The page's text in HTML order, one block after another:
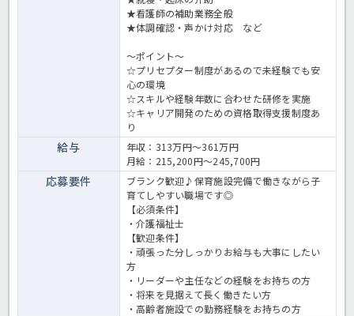
★看護師の補助業務全般
★体調確認・声かけ対応 など
～ポイント～
☆プリセプター制度があるので未経験でも安
心の環境
☆スキルや経験年数に合わせた研修を実施
☆キャリア開発のための資格取得支援制度あ
り
給与
年収：313万円～361万円
月給：215,200円～245,700円
応募要件
ブランク歓迎♪保育施設完備で働きながら子
育てしやすい職場です◎
【必須条件】
・介護福祉士
【歓迎条件】
・頑張った分しっかりお給与も大事にしたい
方
・リーダーや主任などの経験をお持ちの方
・将来を見据えて長く働きたい方
・高齢者施設での勤務経験をお持ちの方